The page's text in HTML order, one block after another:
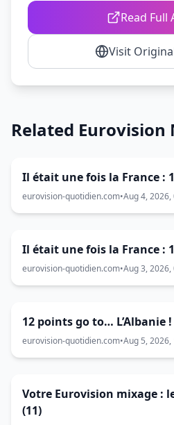
Read Full
Visit
Related Eurovision
Il était une fois la France :
eurovision-quotidien.com•Aug 4, 2026,
Il était une fois la France :
eurovision-quotidien.com•Aug 3, 2026,
12 points go to… L’Albanie
eurovision-quotidien.com•Aug 5, 2026,
Votre Eurovision mixage :
(11)